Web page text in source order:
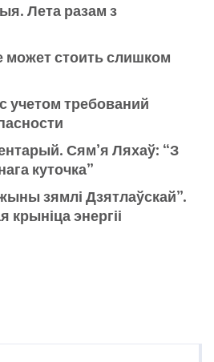
Лета разам з
может стоить слишком
учетом требований
Сям’я Ляхаў: “З
куточка”
зямлі Дзятлаўскай”.
крыніца энергіі